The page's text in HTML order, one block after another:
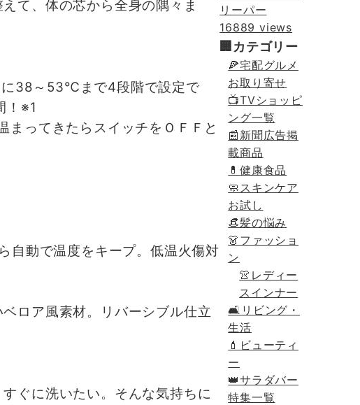
て、体の芯から全身の隅々ま
に38～53℃まで4段階で設定で
！※1
ってきたらスイッチをＯＦＦと
動で温度をキープ。低温火傷対
ロア風素材。リバーシブル仕立
ぐに洗いたい。そんな気持ちに
リーパー
16889 views
🏢カテゴリー
🍕宅配グルメ
お取り寄せ
📺TVショッピ
ング一覧
📰新聞広告掲
載商品
💊健康食品
🧼スキンケア
お試し
👒髪の悩み
👗ファッショ
ン
👚レディー
スインナー
🛋リビング・
生活
💄ビューティ
ー
👑サラダバー
特集一覧